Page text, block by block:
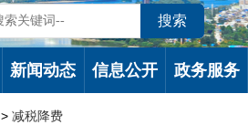
新闻动态 信息公开 政务服务
> 减税降费